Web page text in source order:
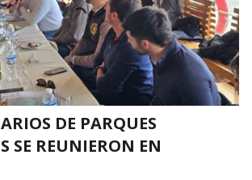
DE PARQUES
SE REUNIERON EN